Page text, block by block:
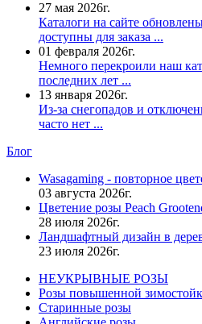
27 мая 2026г.
Каталоги на сайте
доступны для заказа ...
01 февраля 2026г.
Немного перекроили наш
последних лет ...
13 января 2026г.
Из-за снегопадов и
часто нет ...
Блог
Wasagaming - повторное
03 августа 2026г.
Цветение розы Peach
28 июля 2026г.
Ландшафтный дизайн в
23 июля 2026г.
НЕУКРЫВНЫЕ РОЗЫ
Розы повышенной
Старинные розы